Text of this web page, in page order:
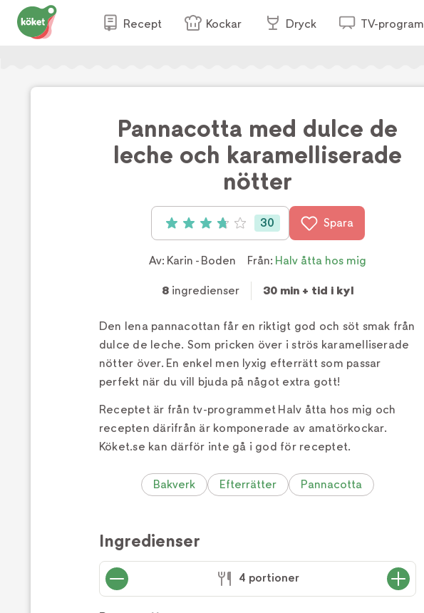
Recept Kockar Dryck TV-program
Pannacotta med dulce de
leche och karamelliserade
nötter
Betyg: 3.8 av 5 (30 röster)
30 Spara
Av: Karin - Boden Från: Halv åtta hos mig
8ingredienser 30 min + tid i kyl
Den lena pannacottan får en riktigt god och söt smak från
dulce de leche. Som pricken över i strös karamelliserade
nötter över. En enkel men lyxig efterrätt som passar
perfekt när du vill bjuda på något extra gott!
Receptet är från tv-programmet Halv åtta hos mig och
recepten därifrån är komponerade av amatörkockar.
Köket.se kan därför inte gå i god för receptet.
Bakverk Efterrätter Pannacotta
Ingredienser
4 portioner